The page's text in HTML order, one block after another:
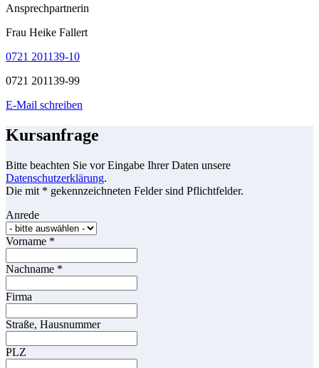
Ansprechpartnerin
Frau Heike Fallert
0721 201139-10
0721 201139-99
E-Mail schreiben
Kursanfrage
Bitte beachten Sie vor Eingabe Ihrer Daten unsere
Datenschutzerklärung.
Die mit * gekennzeichneten Felder sind Pflichtfelder.
Anrede
Vorname *
Nachname *
Firma
Straße, Hausnummer
PLZ